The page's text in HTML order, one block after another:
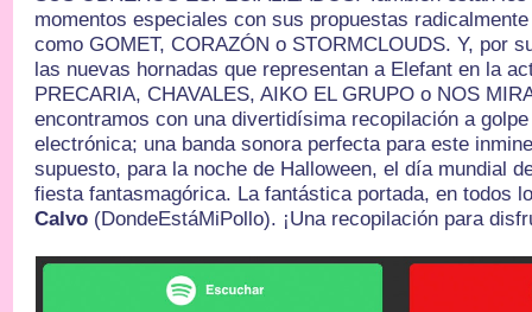
momentos especiales con sus propuestas
como GOMET, CORAZÓN o STORMCLOUDS. Y, por
las nuevas hornadas que representan a Elefant en la
PRECARIA, CHAVALES, AIKO EL GRUPO o NOS
encontramos con una divertidísima recopilación a
electrónica; una banda sonora perfecta para este
supuesto, para la noche de Halloween, el día mundial
fiesta fantasmagórica. La fantástica portada, en todos
Calvo (DondeEstáMiPollo). ¡Una recopilación para